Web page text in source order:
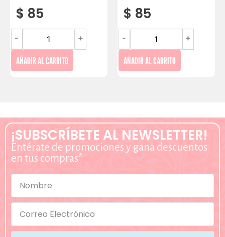
$ 85
- +
AÑADIR AL CARRITO
$ 85
- +
AÑADIR AL CARRITO
¡SUBSCRÍBETE AL NEWSLETTER!
Entérate de promociones y gana descuentos
en tus compras*